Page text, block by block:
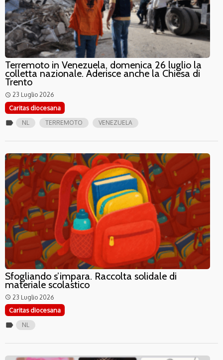
Terremoto in Venezuela, domenica 26 luglio la
colletta nazionale. Aderisce anche la Chiesa di
Trento
access_time 23 Luglio 2026
Caritas diocesana
label NL TERREMOTO VENEZUELA
Sfogliando s’impara. Raccolta solidale di
materiale scolastico
access_time 23 Luglio 2026
Caritas diocesana
label NL